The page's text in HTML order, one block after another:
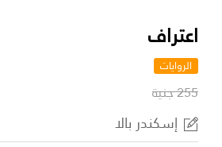
اعتراف
الروايات
255 جنية
إسكندر بالا